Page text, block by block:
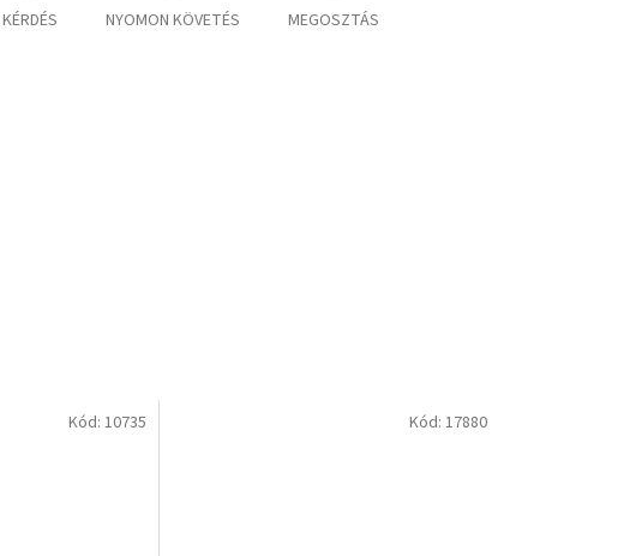
KÉRDÉS NYOMON KÖVETÉS MEGOSZTÁS
Kód: 10735 Kód: 17880